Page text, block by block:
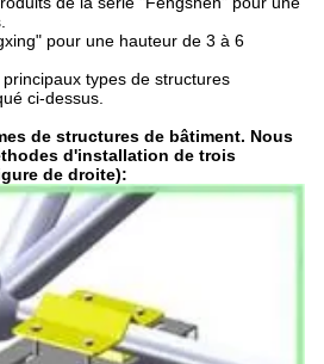
pour une hauteur de 3 à 6
types de structures
ci-dessus.
de structures de bâtiment. Nous
d'installation de trois
de droite):